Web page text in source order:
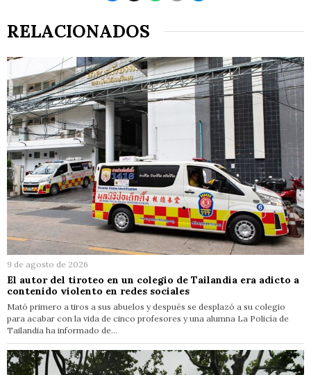
RELACIONADOS
9 de agosto de 2026
El autor del tiroteo en un colegio de Tailandia era adicto a
contenido violento en redes sociales
Mató primero a tiros a sus abuelos y después se desplazó a su colegio
para acabar con la vida de cinco profesores y una alumna La Policía de
Tailandia ha informado de…